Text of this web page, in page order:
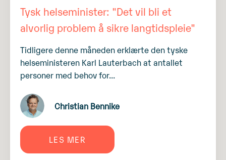
Tysk helseminister: "Det vil bli et
alvorlig problem å sikre langtidspleie"
Tidligere denne måneden erklærte den tyske
helseministeren Karl Lauterbach at antallet
personer med behov for...
Christian Bennike
LES MER